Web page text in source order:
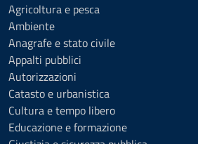
Agricoltura e pesca
Ambiente
Anagrafe e stato civile
Appalti pubblici
Autorizzazioni
Catasto e urbanistica
Cultura e tempo libero
Educazione e formazione